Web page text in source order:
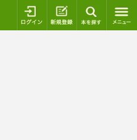
ログイン 新規登録